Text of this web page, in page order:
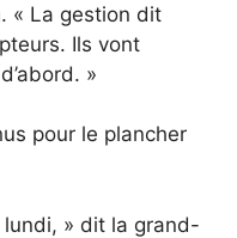
« La gestion dit
Ils vont
»
pour le plancher
» dit la grand-